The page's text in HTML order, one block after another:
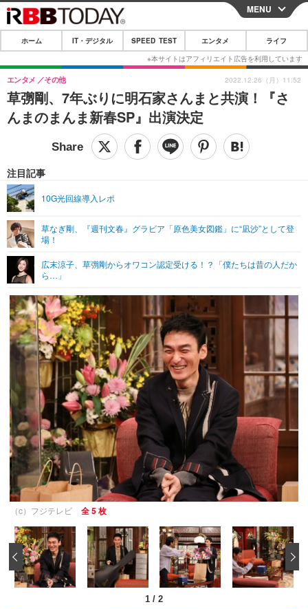
CLOSE
ホーム
IT・デジタル
IT・デジタルTOP スマートフォン
ショッピング その他
SPEED TEST
エンタメTOP 映画・ドラマ
ショッピング その他
ライフTOP
リリース一覧
プッシュ通知の停止方法
MENU
ホーム IT・デジタル SPEED TEST エンタメ ライフ
草彅剛、7年ぶりに明石家さんまと共演！『さ
んまのまんま新春SP』出演決定
エンタメ その他
注目記事
10G光回線導入レポ
草なぎ剛、『週刊文春』グラビア「原色美女図鑑」に“凪沙”として登
場！
広末涼子、草彅剛からオワコン認定受ける！？「僕たちは昔の人だか
ら…」
2022.12.26（月）11:52
（c）フジテレビ 全 5 枚
1 / 2
‹